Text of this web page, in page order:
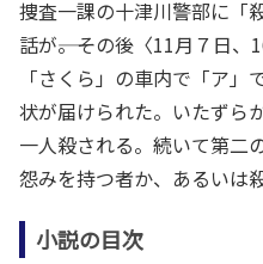
捜査一課の十津川警部に「
話が――。その後〈11月７日
「さくら」の車内で「ア
状が届けられた。いたずら
一人殺される。続いて第
怨みを持つ者か、あるいは
小説の目次